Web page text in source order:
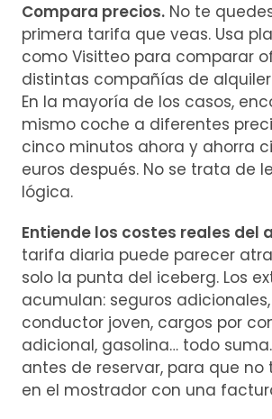
Compara precios. No te
primera tarifa que veas. Usa
como Visitteo para comparar
distintas compañías de
En la mayoría de los casos,
mismo coche a diferentes
cinco minutos ahora y ahorra
euros después. No se trata de
lógica.
Entiende los costes reales del
tarifa diaria puede parecer
solo la punta del iceberg. Los
acumulan: seguros
conductor joven, cargos por
adicional, gasolina… todo
antes de reservar, para que no
en el mostrador con una